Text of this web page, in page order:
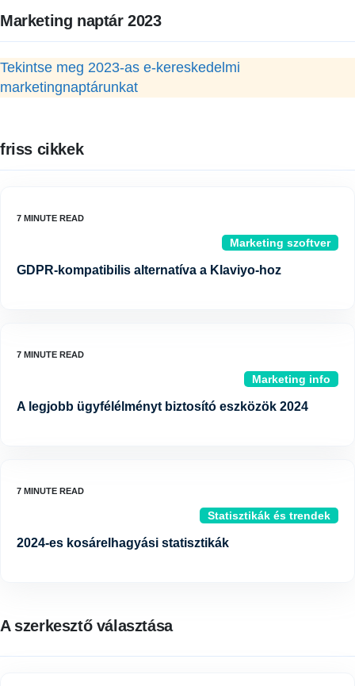
Marketing naptár 2023
Tekintse meg 2023-as e-kereskedelmi
marketingnaptárunkat
friss cikkek
Marketing szoftver
GDPR-kompatibilis alternatíva a Klaviyo-hoz
Marketing info
A legjobb ügyfélélményt biztosító eszközök 2024
Statisztikák és trendek
2024-es kosárelhagyási statisztikák
A szerkesztő választása